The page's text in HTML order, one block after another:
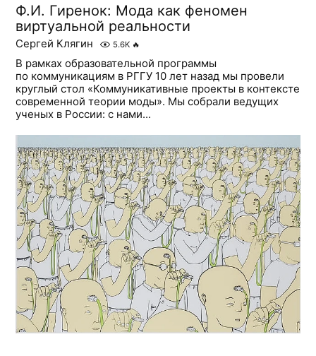
Ф.И. Гиренок: Мода как феномен
виртуальной реальности
Сергей Клягин 5.6K 🔥
В рамках образовательной программы
по коммуникациям в РГГУ 10 лет назад мы провели
круглый стол «Коммуникативные проекты в контексте
современной теории моды». Мы собрали ведущих
ученых в России: с нами...